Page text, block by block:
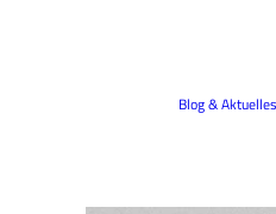
Blog & Aktuelles